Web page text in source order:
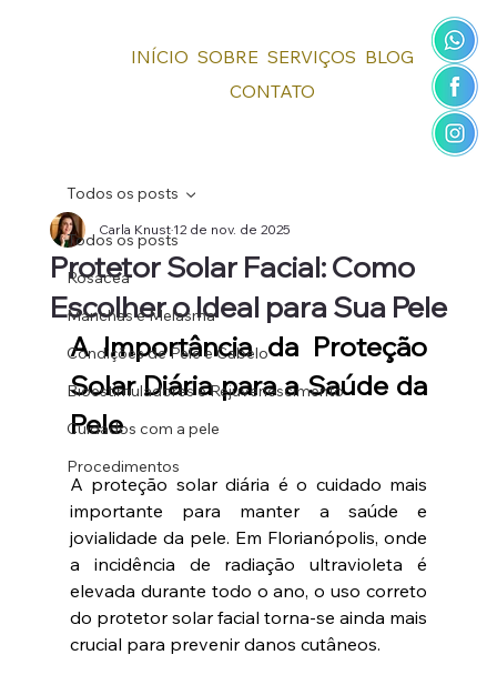
INÍCIO SOBRE SERVIÇOS BLOG
CONTATO
Todos os posts
Rosácea
Manchas e Melasma
Condições de Pele e Cabelo
Bioestimuladores e Rejuvenescimento
Cuidados com a pele
Procedimentos
Todos os posts
Protetor Solar Facial: Como
Escolher o Ideal para Sua Pele
Carla Knust12 de nov. de 2025
A Importância da Proteção
Solar Diária para a Saúde da
Pele
A proteção solar diária é o cuidado mais
importante para manter a saúde e
jovialidade da pele. Em Florianópolis, onde
a incidência de radiação ultravioleta é
elevada durante todo o ano, o uso correto
do protetor solar facial torna-se ainda mais
crucial para prevenir danos cutâneos.